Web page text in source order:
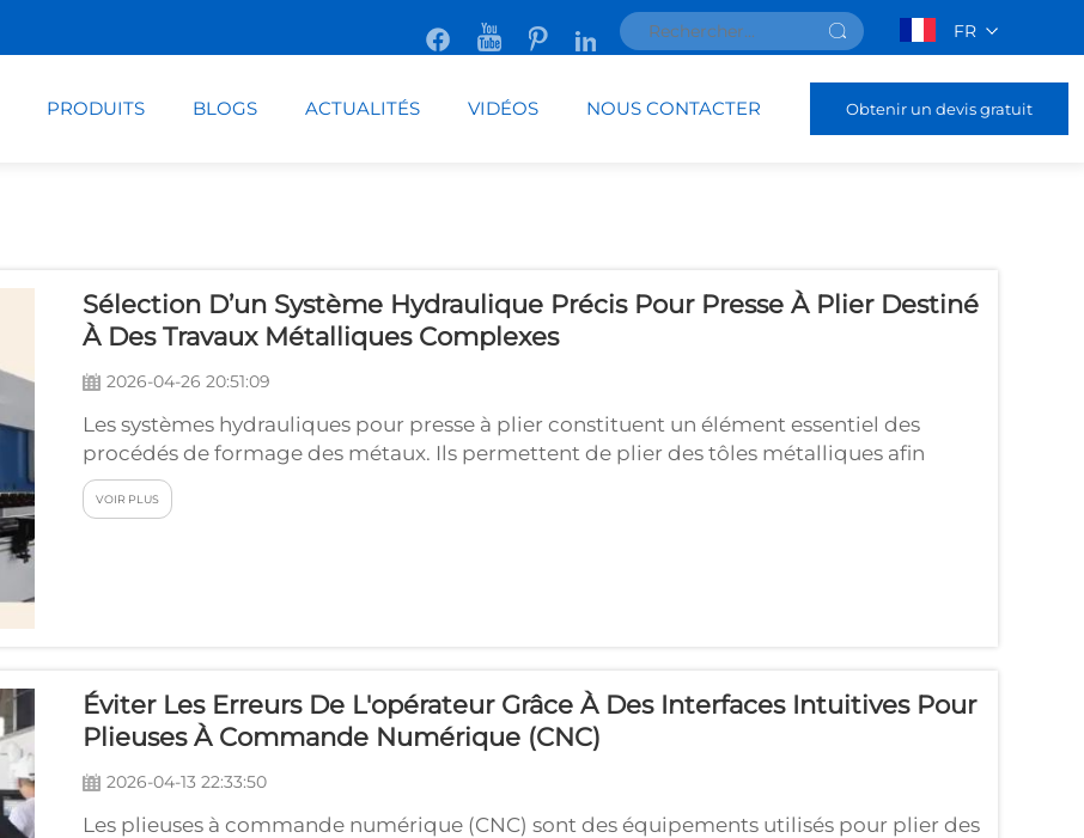
FR
PRODUITS BLOGS ACTUALITÉS VIDÉOS NOUS CONTACTER Obtenir un devis gratuit
Sélection D’un Système Hydraulique Précis Pour Presse À Plier Destiné
À Des Travaux Métalliques Complexes
2026-04-26 20:51:09
Les systèmes hydrauliques pour presse à plier constituent un élément essentiel des
procédés de formage des métaux. Ils permettent de plier des tôles métalliques afin
d’obtenir les formes souhaitées pour diverses applications. Le choix du système
hydraulique approprié revêt une importance particulière, notamment pour les
VOIR PLUS
Éviter Les Erreurs De L'opérateur Grâce À Des Interfaces Intuitives Pour
Plieuses À Commande Numérique (CNC)
2026-04-13 22:33:50
Les plieuses à commande numérique (CNC) sont des équipements utilisés pour plier des